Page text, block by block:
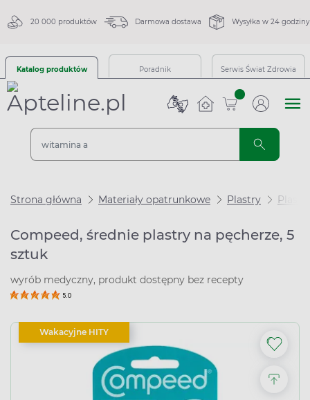
20 000 produktów Darmowa dostawa Wysyłka w 24 godziny
Katalog produktów Poradnik Serwis Świat Zdrowia
sztuk
Strona główna Materiały opatrunkowe Plastry
Compeed, średnie plastry na pęcherze, 5
sztuk
wyrób medyczny, produkt dostępny bez recepty
5.0
Wakacyjne HITY